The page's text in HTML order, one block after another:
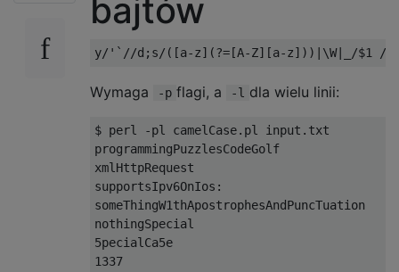
bajtów
Wymaga -p flagi, a -l dla wielu linii:
$ perl -pl camelCase.pl input.txt
programmingPuzzlesCodeGolf
xmlHttpRequest
supportsIpv6OnIos:
someThingW1thApostrophesAndPuncTuation
nothingSpecial
5pecialCa5e
1337